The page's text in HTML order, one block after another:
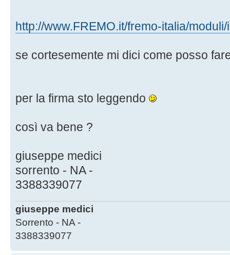
http://www.FREMO.it/fremo-italia/
se cortesemente mi dici come posso
per la firma sto leggendo
così va bene ?
giuseppe medici
sorrento - NA -
3388339077
giuseppe medici
Sorrento - NA -
3388339077